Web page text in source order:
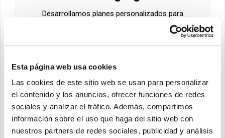
Esta página web usa cookies
Las cookies de este sitio web se usan para personalizar
el contenido y los anuncios, ofrecer funciones de redes
sociales y analizar el tráfico. Además, compartimos
información sobre el uso que haga del sitio web con
nuestros partners de redes sociales, publicidad y análisis
Desarrollamos planes personalizados para
conseguir una presencia online efectiva…
Consultoría tecnológica